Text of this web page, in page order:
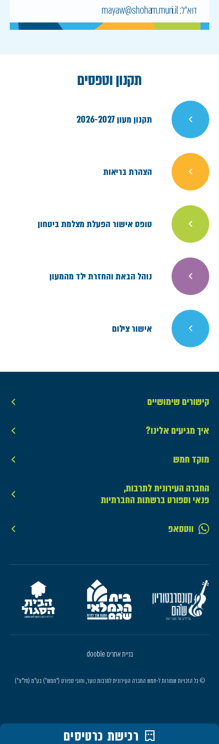
דוא״ל:mayaw@shoham.muni.il
תקנון וטפסים
תקנון מעון 2026-2027
הצהרת בריאות
טופס אישור הפעלת מצלמת ביטחון
נוהל הבאת והחזרת ילד מהמעון
אישור צילום
רכישת כרטיסים
קישורים שימושיים
איך מגיעים אלינו?
מוקד חמש
החברה העירונית לתרבות,
פנאי וספורט ברשתות החברתיות
ווטסאפ
© כל הזכויות שמורות ל-חמש החברה העירונית לתרבות נוער, וחוגי ספורט ("חמש") בע"מ (חל"צ")
בניית אתרים dooble